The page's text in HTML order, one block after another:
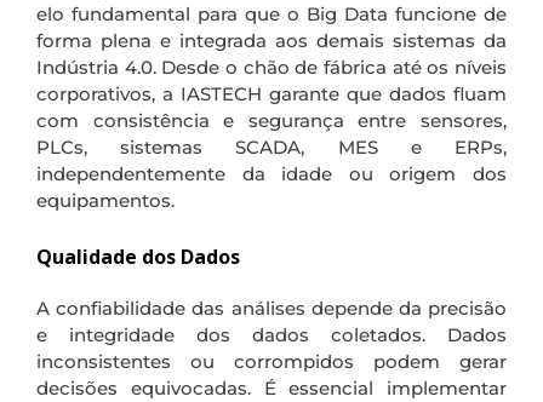
elo fundamental para que o Big Data funcione de
forma plena e integrada aos demais sistemas da
Indústria 4.0. Desde o chão de fábrica até os níveis
corporativos, a IASTECH garante que dados fluam
com consistência e segurança entre sensores,
PLCs, sistemas SCADA, MES e ERPs,
independentemente da idade ou origem dos
equipamentos.
Qualidade dos Dados
A confiabilidade das análises depende da precisão
e integridade dos dados coletados. Dados
inconsistentes ou corrompidos podem gerar
decisões equivocadas. É essencial implementar